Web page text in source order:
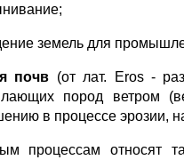
земель для
почв (от лат. Eros -
пород ветром
в процессе эрозии,
процессам относят